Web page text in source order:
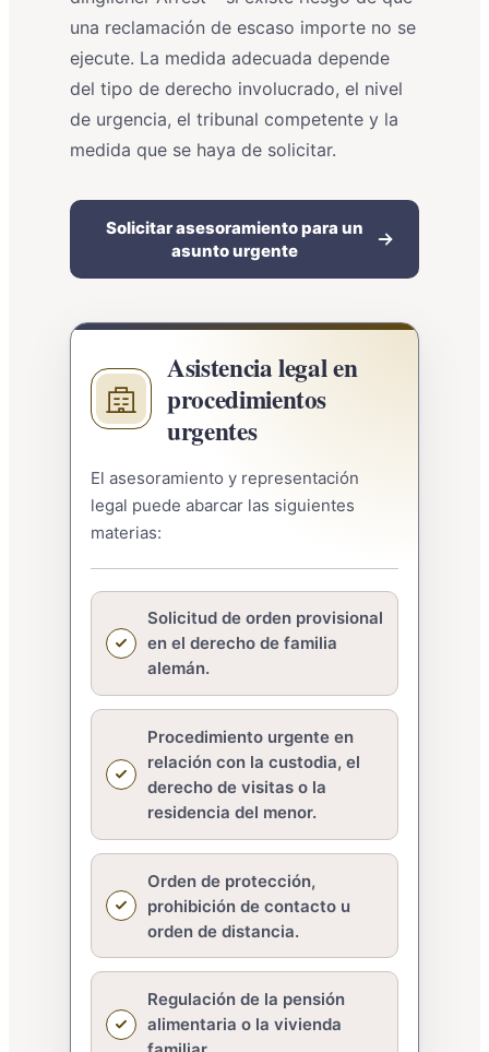
una reclamación de escaso importe no se
ejecute. La medida adecuada depende
del tipo de derecho involucrado, el nivel
de urgencia, el tribunal competente y la
medida que se haya de solicitar.
Solicitar asesoramiento para un
asunto urgente
Asistencia legal en
procedimientos
urgentes
El asesoramiento y representación
legal puede abarcar las siguientes
materias:
Solicitud de orden provisional
en el derecho de familia
alemán.
Procedimiento urgente en
relación con la custodia, el
derecho de visitas o la
residencia del menor.
Orden de protección,
prohibición de contacto u
orden de distancia.
Regulación de la pensión
alimentaria o la vivienda